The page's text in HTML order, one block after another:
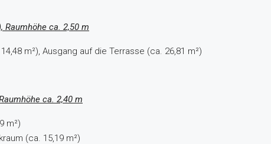
Raumhöhe ca. 2,50 m
m²), Ausgang auf die Terrasse (ca. 26,81 m²)
ca. 2,40 m
m²)
(ca. 15,19 m²)